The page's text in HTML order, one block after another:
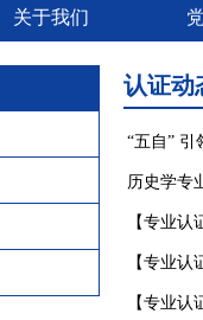
关于我们
认证动
“五自”
历史学专
【专业
【专业
【专业